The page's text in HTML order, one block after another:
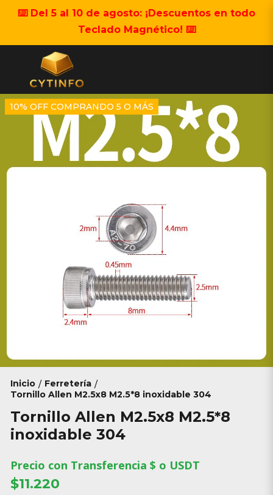
⌨️ Del 5 al 10 de agosto: ¡Descuentos en todo
Teclado Magnético! ⌨️
10% OFF COMPRANDO 5 O MÁS
Inicio / Ferretería /
Tornillo Allen M2.5x8 M2.5*8 inoxidable 304
Tornillo Allen M2.5x8 M2.5*8
inoxidable 304
Precio con Transferencia $ o USDT
$11.220